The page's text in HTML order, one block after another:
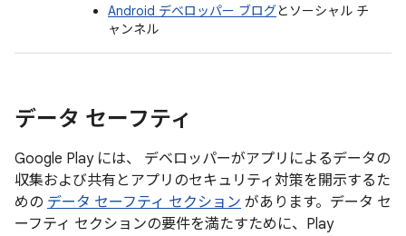
Android デベロッパー ブログとソーシャル チ
ャンネル
データ セーフティ
Google Play には、 デベロッパーがアプリによるデータの
収集および共有とアプリのセキュリティ対策を開示するた
めの データ セーフティ セクション があります。データ セ
ーフティ セクションの要件を満たすために、Play